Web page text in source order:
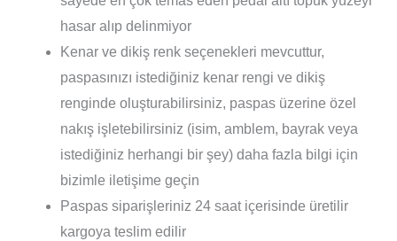
hasar alıp delinmiyor
Kenar ve dikiş renk seçenekleri mevcuttur,
paspasınızı istediğiniz kenar rengi ve dikiş
renginde oluşturabilirsiniz, paspas üzerine özel
nakış işletebilirsiniz (isim, amblem, bayrak veya
istediğiniz herhangi bir şey) daha fazla bilgi için
bizimle iletişime geçin
Paspas siparişleriniz 24 saat içerisinde üretilir
kargoya teslim edilir